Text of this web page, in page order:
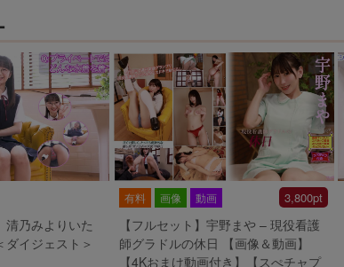
清乃みよりいた
イジェスト＞
3,800pt
有料 画像 動画
【フルセット】宇野まや – 現役看護
師グラドルの休日 【画像＆動画】
【4Kおまけ動画付き】【スぺチャプ